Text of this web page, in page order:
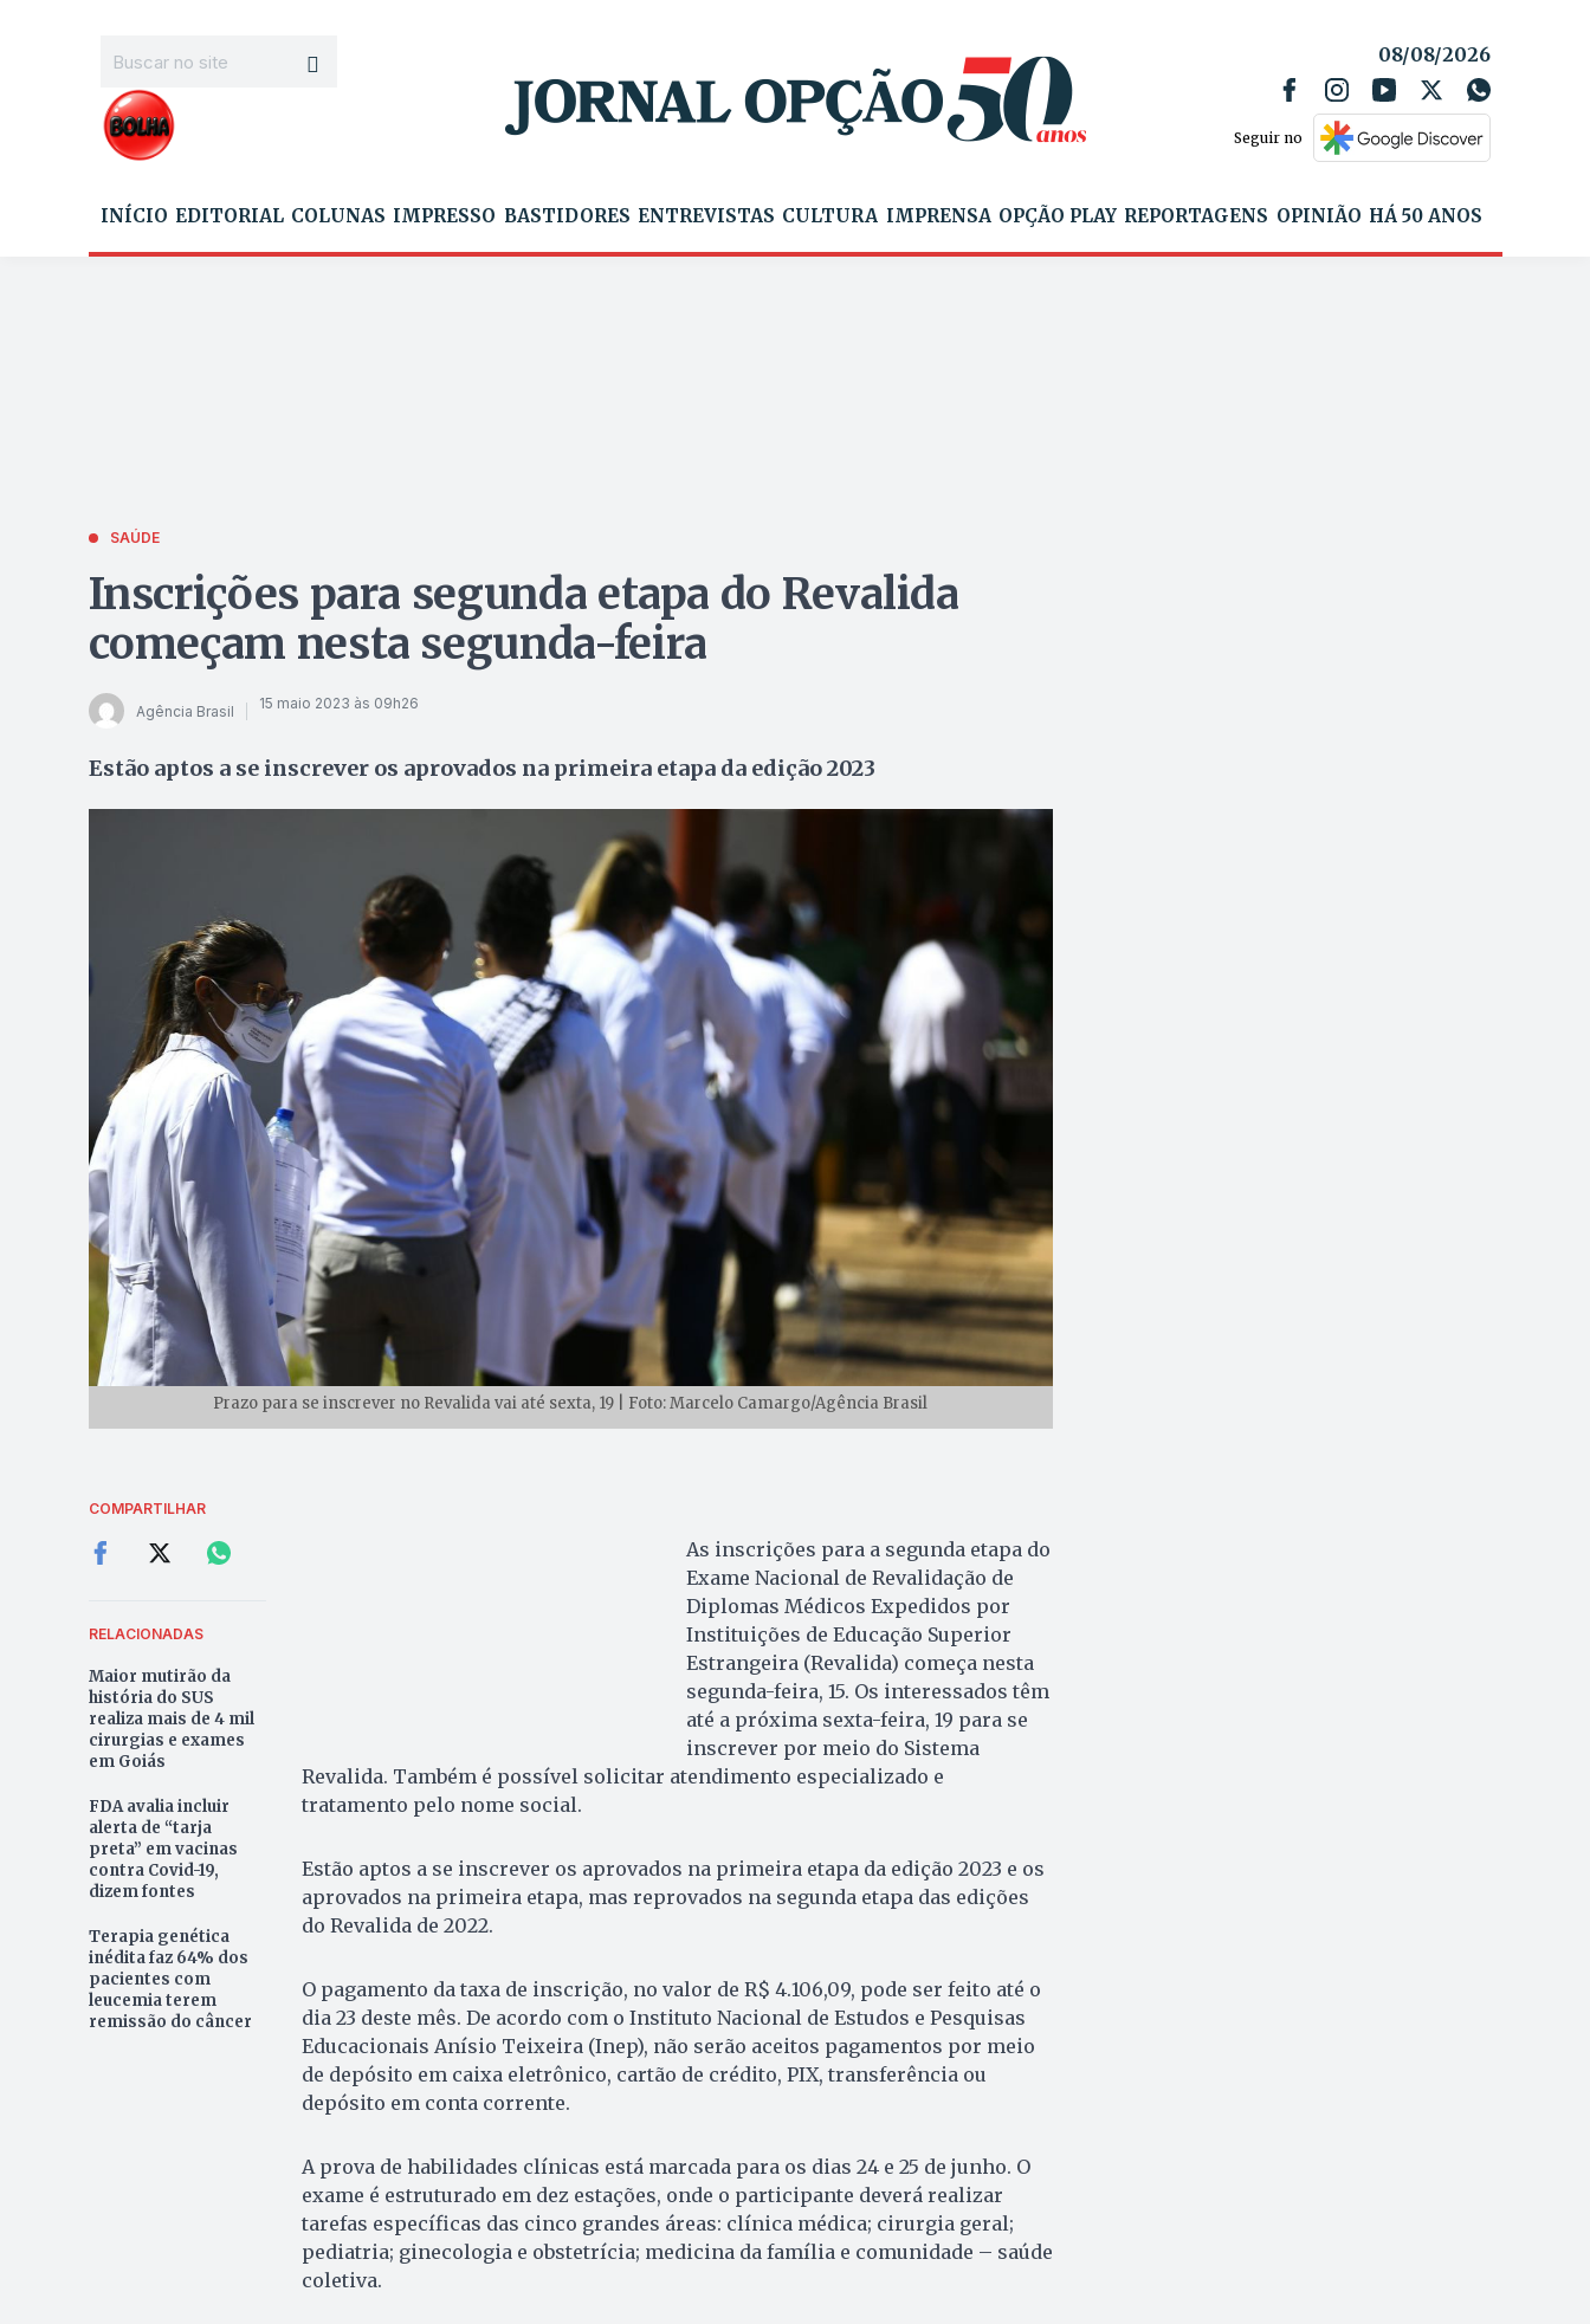
08/08/2026
Seguir no
INÍCIO EDITORIAL COLUNAS IMPRESSO BASTIDORES ENTREVISTAS CULTURA IMPRENSA OPÇÃO PLAY REPORTAGENS OPINIÃO HÁ 50 ANOS
SAÚDE
Inscrições para segunda etapa do Revalida
começam nesta segunda-feira
Agência Brasil 15 maio 2023 às 09h26
Estão aptos a se inscrever os aprovados na primeira etapa da edição 2023
Prazo para se inscrever no Revalida vai até sexta, 19 | Foto: Marcelo Camargo/Agência Brasil
COMPARTILHAR
RELACIONADAS
Maior mutirão da
história do SUS
realiza mais de 4 mil
cirurgias e exames
em Goiás
FDA avalia incluir
alerta de “tarja
preta” em vacinas
contra Covid-19,
dizem fontes
Terapia genética
inédita faz 64% dos
pacientes com
leucemia terem
remissão do câncer
As inscrições para a segunda etapa do
Exame Nacional de Revalidação de
Diplomas Médicos Expedidos por
Instituições de Educação Superior
Estrangeira (Revalida) começa nesta
segunda-feira, 15. Os interessados têm
até a próxima sexta-feira, 19 para se
inscrever por meio do Sistema
Revalida. Também é possível solicitar atendimento especializado e
tratamento pelo nome social.
Estão aptos a se inscrever os aprovados na primeira etapa da edição 2023 e os
aprovados na primeira etapa, mas reprovados na segunda etapa das edições
do Revalida de 2022.
O pagamento da taxa de inscrição, no valor de R$ 4.106,09, pode ser feito até o
dia 23 deste mês. De acordo com o Instituto Nacional de Estudos e Pesquisas
Educacionais Anísio Teixeira (Inep), não serão aceitos pagamentos por meio
de depósito em caixa eletrônico, cartão de crédito, PIX, transferência ou
depósito em conta corrente.
A prova de habilidades clínicas está marcada para os dias 24 e 25 de junho. O
exame é estruturado em dez estações, onde o participante deverá realizar
tarefas específicas das cinco grandes áreas: clínica médica; cirurgia geral;
pediatria; ginecologia e obstetrícia; medicina da família e comunidade – saúde
coletiva.